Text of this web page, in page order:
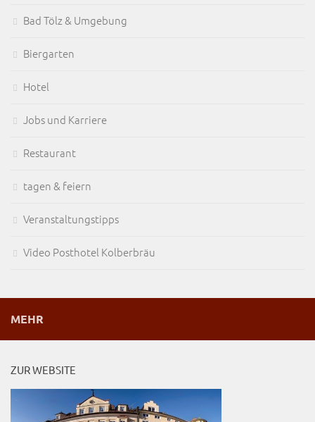
Bad Tölz & Umgebung
Biergarten
Hotel
Jobs und Karriere
Restaurant
tagen & feiern
Veranstaltungstipps
Video Posthotel Kolberbräu
MEHR
ZUR WEBSITE